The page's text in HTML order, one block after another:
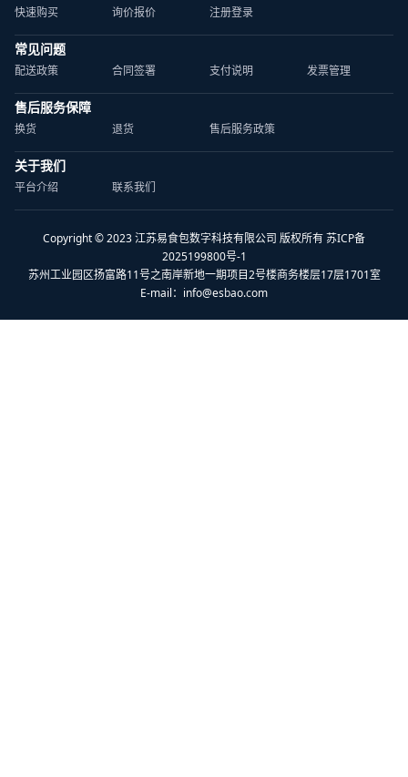
快速购买 询价报价 注册登录
常见问题
配送政策 合同签署 支付说明 发票管理
售后服务保障
换货 退货 售后服务政策
关于我们
平台介绍 联系我们
Copyright © 2023 江苏易食包数字科技有限公司 版权所有 苏ICP备
2025199800号-1
苏州工业园区扬富路11号之南岸新地一期项目2号楼商务楼层17层1701室
E-mail： info@esbao.com